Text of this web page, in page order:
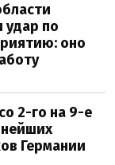
удар по
оно
2-го на 9-е
Германии